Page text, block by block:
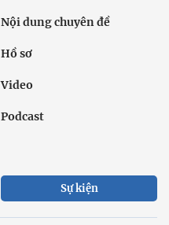
Nội dung chuyên đề
Hồ sơ
Video
Podcast
Sự kiện